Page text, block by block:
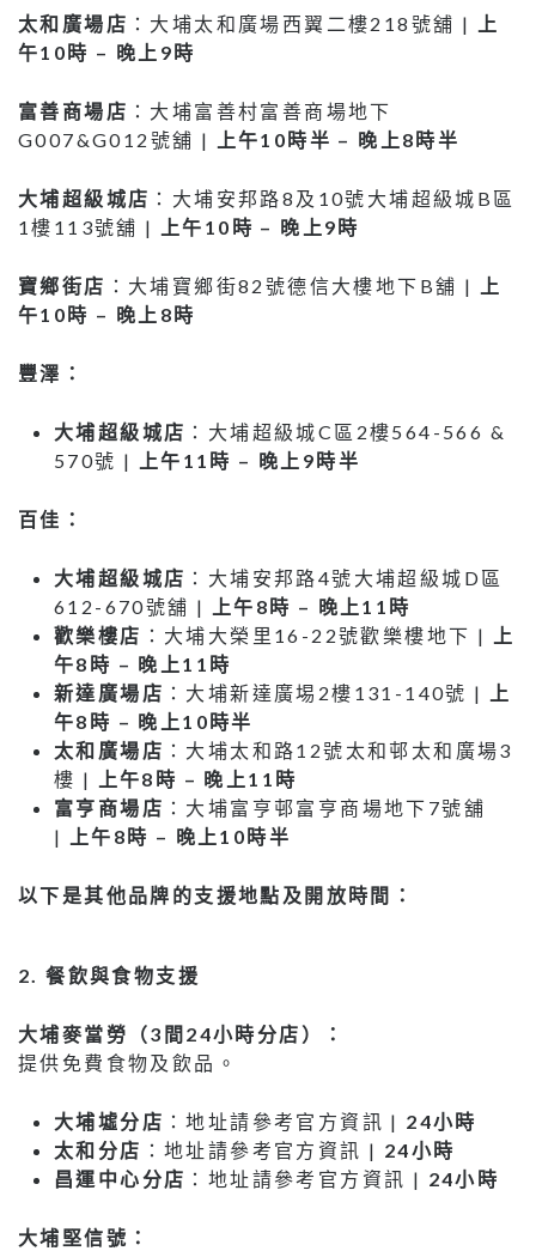
太和廣場店 ：大埔太和廣場西翼二樓218號舖 |
上
午10 時 – 晚上 9 時
富善商場店 ：大埔富善村富善商場地下
G007&G012號舖 |
上午10 時半 – 晚上 8 時半
大埔超級城店 ：大埔安邦路8及10號大埔超級城B區
1樓113號舖 |
上午 10 時 – 晚上 9 時
寶鄉街店 ：大埔寶鄉街82號德信大樓地下B舖 |
上
午10 時 – 晚上 8 時
豐澤：
大埔超級城店 ：大埔超級城C區2樓564-566 &
570號 |
上午 11 時 – 晚上 9 時半
百佳：
大埔超級城店 ：大埔安邦路4號大埔超級城D區
612-670號舖 |
上午 8 時 – 晚上 11 時
歡樂樓店 ：大埔大榮里16-22號歡樂樓地下 |
上
午8 時 – 晚上 11 時
新達廣場店 ：大埔新達廣埸2樓131-140號 |
上
午8 時 – 晚上 10 時半
太和廣場店 ：大埔太和路12號太和邨太和廣場3
樓 |
上午8 時 – 晚上 11 時
富亨商場店 ：大埔富亨邨富亨商場地下7號舖
|
上午8時 – 晚上10時半
以下是其他品牌的支援地點及開放時間：
2. 餐飲與食物支援
大埔麥當勞（3 間 24小時分店）：
提供免費食物及飲品。
大埔墟分店 ：地址請參考官方資訊 | 24小時
太和分店 ：地址請參考官方資訊 | 24小時
昌運中心分店 ：地址請參考官方資訊 | 24小時
大埔堅信號：